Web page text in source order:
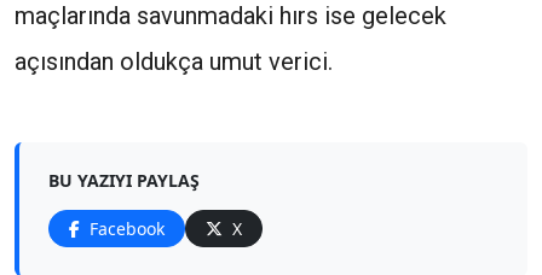
maçlarında savunmadaki hırs ise gelecek
açısından oldukça umut verici.
BU YAZIYI PAYLAŞ
Facebook X